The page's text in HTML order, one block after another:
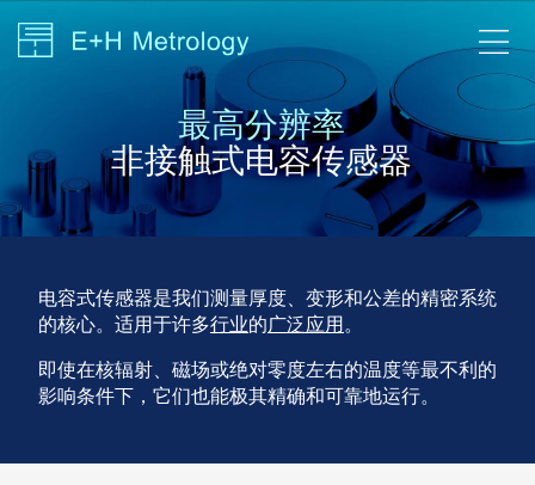
最高分辨率
非接触式电容传感器
电容式传感器是我们测量厚度、变形和公差的精密系统
的核心。适用于许多行业的广泛应用。
即使在核辐射、磁场或绝对零度左右的温度等最不利的
影响条件下，它们也能极其精确和可靠地运行。